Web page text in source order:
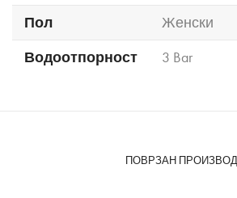
Пол
Женски
Водоотпорност
3 Bar
ПОВРЗАН ПРОИЗВОД